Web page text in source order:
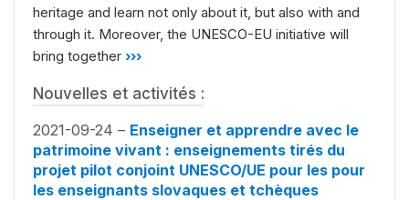
heritage and learn not only about it, but also with and
through it. Moreover, the UNESCO-EU initiative will
bring together ›››
Nouvelles et activités :
2021-09-24 – Enseigner et apprendre avec le
patrimoine vivant : enseignements tirés du
projet pilot conjoint UNESCO/UE pour les pour
les enseignants slovaques et tchèques